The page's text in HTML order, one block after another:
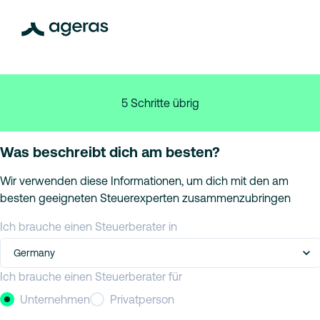
5 Schritte übrig
Was beschreibt dich am besten?
Wir verwenden diese Informationen, um dich mit den am
besten geeigneten Steuerexperten zusammenzubringen
Ich brauche einen Steuerberater in
Germany
Ich brauche einen Steuerberater für
Unternehmen
Privatperson